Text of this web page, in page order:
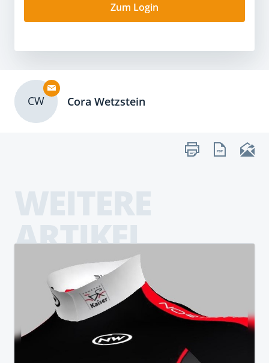
Zum Login
CW Cora Wetzstein
ARTIKEL